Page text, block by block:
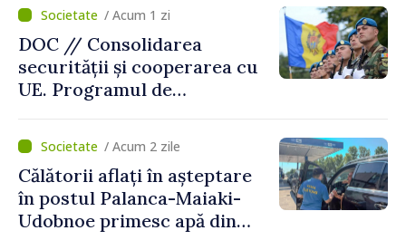
/ Acum 1 zi
DOC // Consolidarea
securității și cooperarea cu
UE. Programul de
Naționale de Apărare pentru
perioada 2024–2034,
publicat în Monitorul Oficial
/ Acum 2 zile
Călătorii aflați în așteptare
în postul Palanca-Maiaki-
Udobnoe primesc apă din